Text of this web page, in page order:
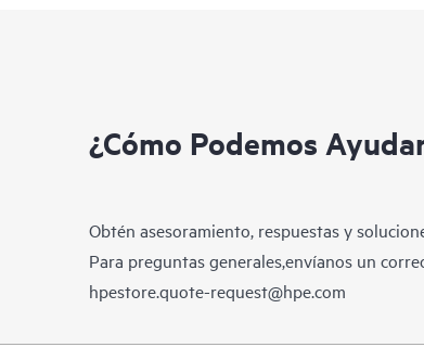
¿Cómo Podemos
Obtén asesoramiento, respuestas y
Para preguntas generales,envíanos un
hpestore.quote-request@hpe.com